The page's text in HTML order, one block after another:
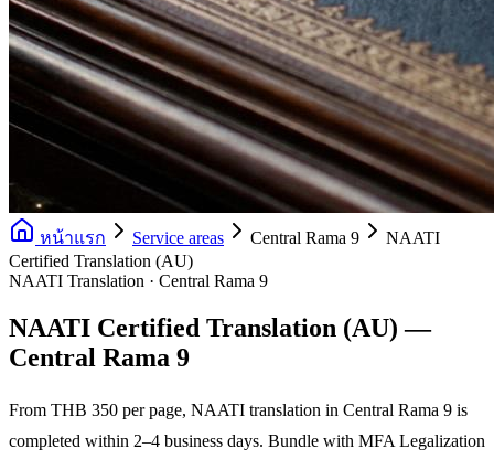
หน้าแรก Service areas Central Rama 9
NAATI
Certified Translation (AU)
NAATI Translation · Central Rama 9
NAATI Certified Translation (AU) —
Central Rama 9
From THB 350 per page, NAATI translation in Central Rama 9 is
completed within 2–4 business days. Bundle with MFA Legalization